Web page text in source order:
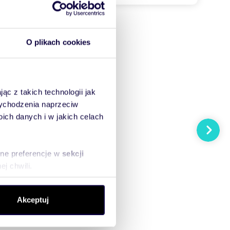
O plikach cookies
z takich technologii jak
naprzeciw
danych i w jakich celach
preferencje w sekcji
chwili.
społecznościowym,
od Ciebie lub
Akceptuj